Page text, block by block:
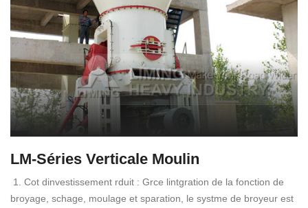
LM-Séries Verticale Moulin
1. Cot dinvestissement rduit : Grce lintgration de la fonction de
broyage, schage, moulage et sparation, le systme de broyeur est